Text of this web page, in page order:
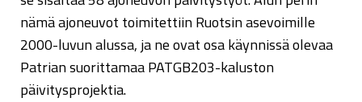
nämä ajoneuvot toimitettiin Ruotsin asevoimille
2000-luvun alussa, ja ne ovat osa käynnissä olevaa
Patrian suorittamaa PATGB203-kaluston
päivitysprojektia.